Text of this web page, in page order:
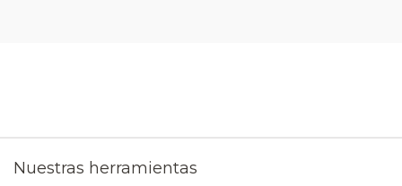
Nuestras herramientas